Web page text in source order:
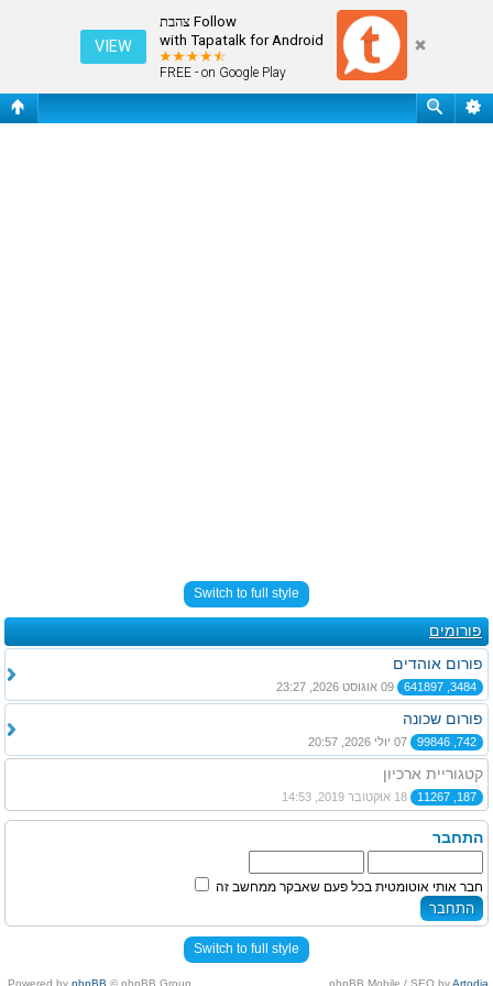
Follow צהבת
with Tapatalk for Android
FREE - on Google Play
VIEW
עמוד ראשי
Switch to full style
פורומים
פורום אוהדים
3484, 641897
פורום שכונה
742, 99846
קטגוריית ארכיון
187, 11267
התחבר
חבר אותי אוטומטית בכל פעם שאבקר ממחשב זה
Switch to full style